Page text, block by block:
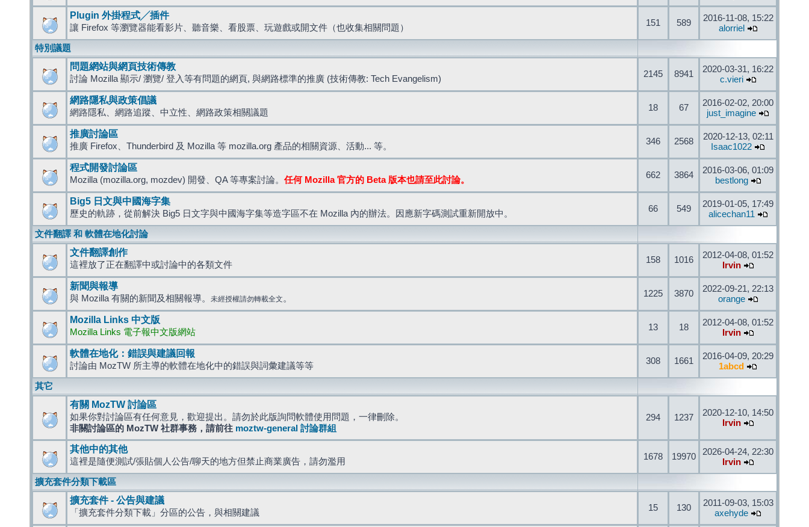
Plugin 外掛程式╱插件
讓 Firefox 等瀏覽器能看影片、聽音樂、看股票、玩遊戲或開文件（也收集相關問題） 151 589
2016-11-08, 15:22
alorriel
特別議題
問題網站與網頁技術傳教
討論 Mozilla 顯示/ 瀏覽/ 登入等有問題的網頁, 與網路標準的推廣 (技術傳教: Tech Evangelism) 2145 8941
2020-03-31, 16:22
c.vieri
網路隱私與政策倡議
網路隱私、網路追蹤、中立性、網路政策相關議題 18 67
2016-02-02, 20:00
just_imagine
推廣討論區
推廣 Firefox、Thunderbird 及 Mozilla 等 mozilla.org 產品的相關資源、活動... 等。 346 2568
2020-12-13, 02:11
Isaac1022
程式開發討論區
Mozilla (mozilla.org, mozdev) 開發、QA 等專案討論。 任何 Mozilla 官方的 Beta 版本也請至此討論。 662 3864
2016-03-06, 01:09
bestlong
Big5 日文與中國海字集
歷史的軌跡，從前解決 Big5 日文字與中國海字集等造字區不在 Mozilla 內的辦法。因應新字碼測試重新開放中。 66 549
2019-01-05, 17:49
alicechan11
文件翻譯 和 軟體在地化討論
文件翻譯創作
這裡放了正在翻譯中或討論中的各類文件 158 1016
2012-04-08, 01:52
Irvin
新聞與報導
與 Mozilla 有關的新聞及相關報導。 未經授權請勿轉載全文 。 1225 3870
2022-09-21, 22:13
orange
Mozilla Links 中文版
Mozilla Links 電子報中文版網站 13 18
2012-04-08, 01:52
Irvin
軟體在地化：錯誤與建議回報
討論由 MozTW 所主導的軟體在地化中的錯誤與詞彙建議等等 308 1661
2016-04-09, 20:29
1abcd
其它
有關 MozTW 討論區
如果你對討論區有任何意見，歡迎提出。請勿於此版詢問軟體使用問題，一律刪除。
非關討論區的 MozTW 社群事務，請前往 moztw-general 討論群組
294 1237
2020-12-10, 14:50
Irvin
其他中的其他
這裡是隨便測試/張貼個人公告/聊天的地方但禁止商業廣告，請勿濫用 1678 19970
2026-04-24, 22:30
Irvin
擴充套件分類下載區
擴充套件 - 公告與建議
「擴充套件分類下載」分區的公告，與相關建議 15 130
2011-09-03, 15:03
axehyde